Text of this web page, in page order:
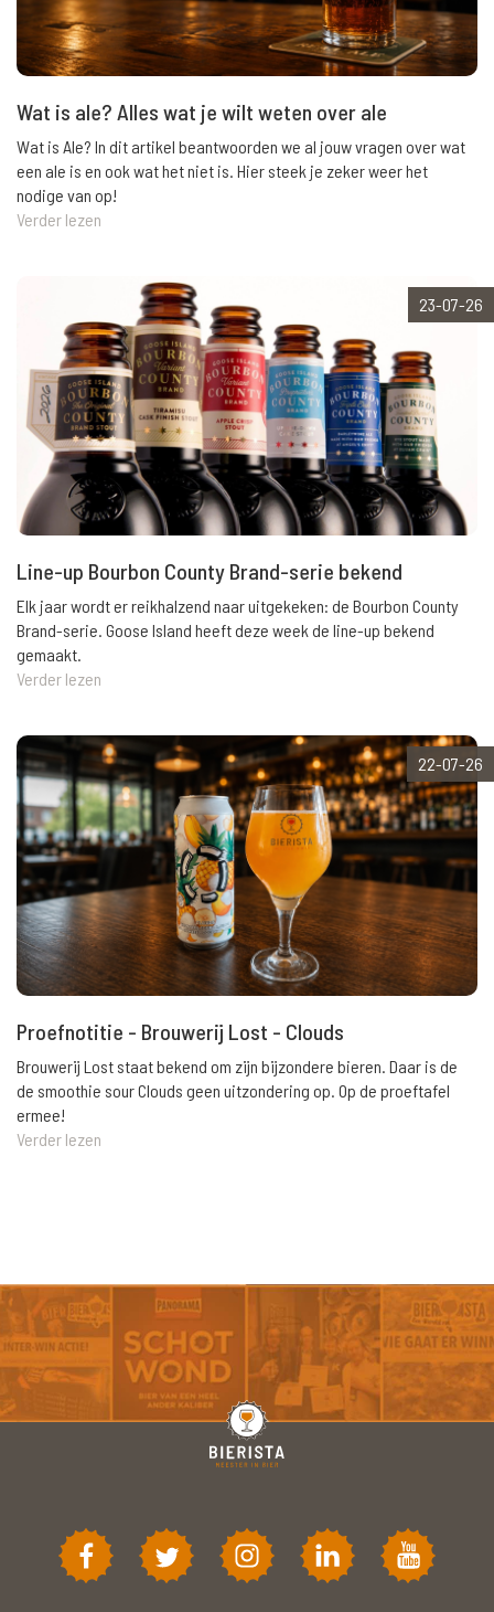
Wat is ale? Alles wat je wilt weten over ale
Wat is Ale? In dit artikel beantwoorden we al jouw vragen over wat
een ale is en ook wat het niet is. Hier steek je zeker weer het
nodige van op!
Verder lezen
23-07-26
Line-up Bourbon County Brand-serie bekend
Elk jaar wordt er reikhalzend naar uitgekeken: de Bourbon County
Brand-serie. Goose Island heeft deze week de line-up bekend
gemaakt.
Verder lezen
22-07-26
Proefnotitie - Brouwerij Lost - Clouds
Brouwerij Lost staat bekend om zijn bijzondere bieren. Daar is de
de smoothie sour Clouds geen uitzondering op. Op de proeftafel
ermee!
Verder lezen